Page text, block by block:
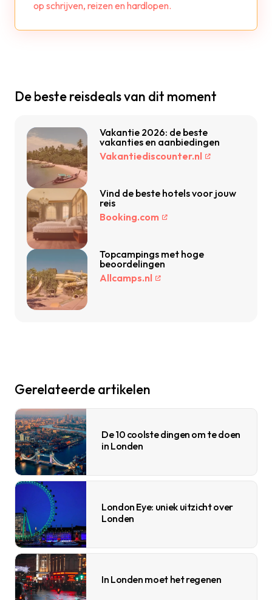
op schrijven, reizen en hardlopen.
De beste reisdeals van dit moment
Vakantie 2026: de beste
vakanties en aanbiedingen
Vakantiediscounter.nl
Vind de beste hotels voor jouw
reis
Booking.com
Topcampings met hoge
beoordelingen
Allcamps.nl
Gerelateerde artikelen
De 10 coolste dingen om te doen
in Londen
London Eye: uniek uitzicht over
Londen
In Londen moet het regenen